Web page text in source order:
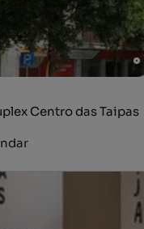
Centro das Taipas